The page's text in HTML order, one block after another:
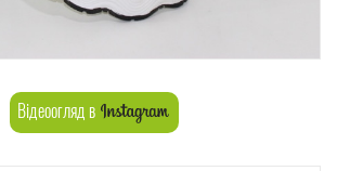
Відеоогляд в